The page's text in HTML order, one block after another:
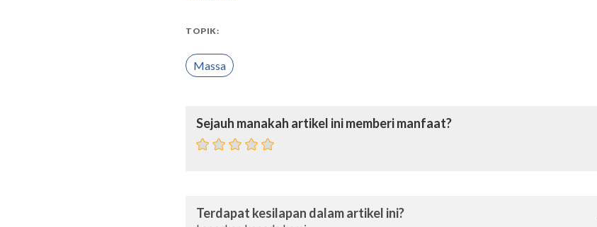
TOPIK:
Massa
Sejauh manakah artikel ini memberi manfaat?
Terdapat kesilapan dalam artikel ini?